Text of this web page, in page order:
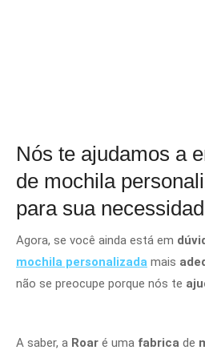
Nós te ajudamos a
de mochila
para sua
Agora, se você ainda está em
mochila personalizada mais
não se preocupe porque nós te
A saber, a Roar é uma fabrica de